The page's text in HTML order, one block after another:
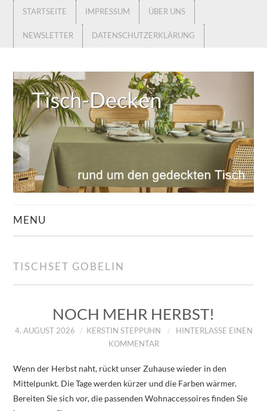
STARTSEITE IMPRESSUM ÜBER UNS
NEWSLETTER DATENSCHUTZERKLÄRUNG
MENU
ÜBER UNS
DATENSCHUTZERKLÄRUNG
TISCHSET GOBELIN
NOCH MEHR HERBST!
4. AUGUST 2026 KERSTIN STEPPUHN
HINTERLASSE EINEN
KOMMENTAR
Wenn der Herbst naht, rückt unser Zuhause wieder in den
Mittelpunkt. Die Tage werden kürzer und die Farben wärmer.
Bereiten Sie sich vor, die passenden Wohnaccessoires finden Sie